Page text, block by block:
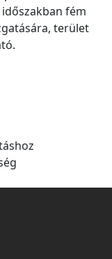
fém
terület